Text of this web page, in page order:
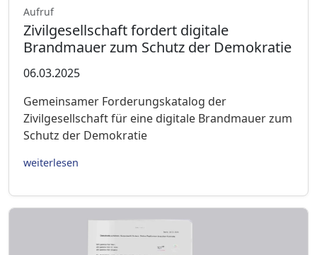
Aufruf
Zivilgesellschaft fordert digitale
Brandmauer zum Schutz der Demokratie
06.03.2025
Gemeinsamer Forderungskatalog der
Zivilgesellschaft für eine digitale Brandmauer zum
Schutz der Demokratie
weiterlesen